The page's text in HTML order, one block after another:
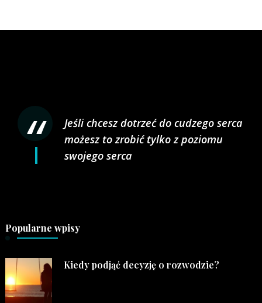
Jeśli chcesz dotrzeć do cudzego serca
możesz to zrobić tylko z poziomu
swojego serca
Popularne wpisy
Kiedy podjąć decyzję o rozwodzie?